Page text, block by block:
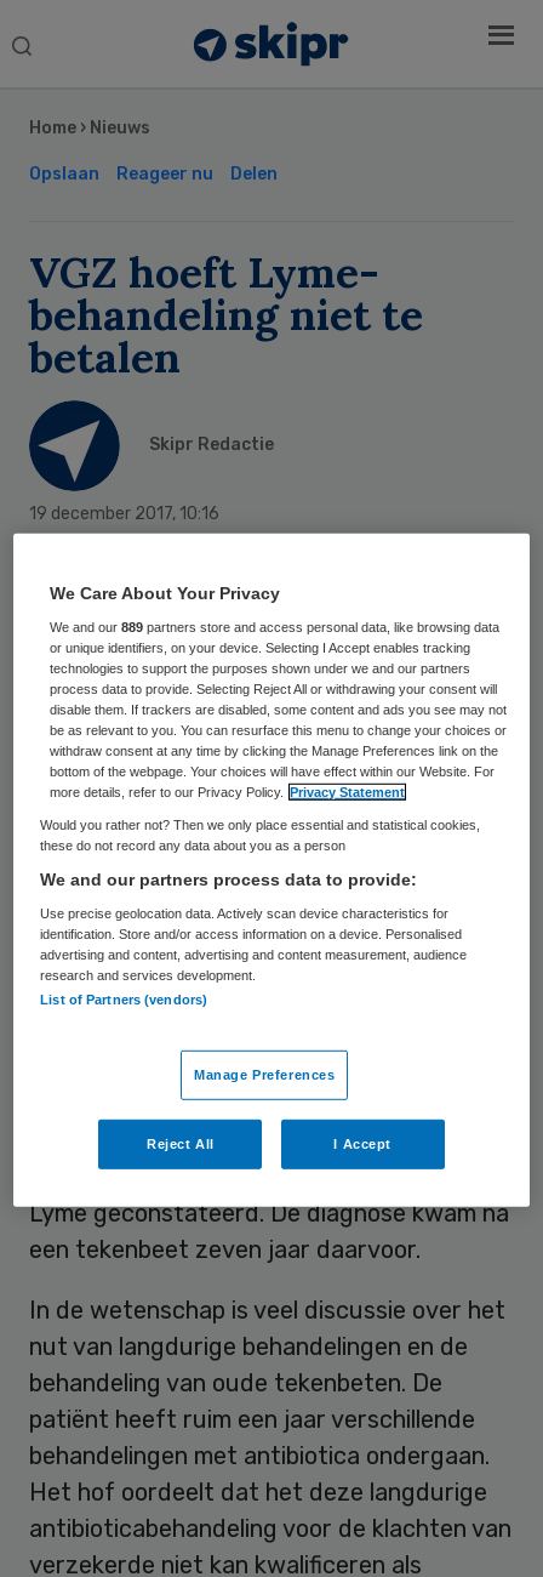
Search
Home › Nieuws
Opslaan Reageer nu Delen
VGZ hoeft Lyme-
behandeling niet te
betalen
Skipr Redactie
19 december 2017, 10:16
Verzekeraar VGZ hoeft de behandeling van
een patiënt met de ziekte van Lyme door
een Belgische arts niet te vergoeden. Dat
heeft het gerechtshof in Arnhem dinsdag in
een bodemprocedure bepaald.
Volgens het hof hoeft de verzekeraar de
langdurige antibioticabehandeling en
andere geneesmiddelen van zijn verzekerde
niet te vergoeden. Dat geldt ook voor de
laboratoriumonderzoeken zoals een
bloedtestkit, voedselallergietest en
urinetoxinetest van de patiënt, omdat de
medische noodzaak hiervan niet duidelijk is
geworden.
Bij de verzekerde was in 2013 de ziekte van
Lyme geconstateerd. De diagnose kwam na
een tekenbeet zeven jaar daarvoor.
In de wetenschap is veel discussie over het
nut van langdurige behandelingen en de
behandeling van oude tekenbeten. De
patiënt heeft ruim een jaar verschillende
behandelingen met antibiotica ondergaan.
Het hof oordeelt dat het deze langdurige
antibioticabehandeling voor de klachten van
verzekerde niet kan kwalificeren als
Sidebar
We Care About Your Privacy
We and our889 partners store and access personal data, like browsing data
or unique identifiers, on your device. Selecting I Accept enables tracking
technologies to support the purposes shown under we and our partners
process data to provide. Selecting Reject All or withdrawing your consent will
disable them. If trackers are disabled, some content and ads you see may not
be as relevant to you. You can resurface this menu to change your choices or
withdraw consent at any time by clicking the Manage Preferences link on the
bottom of the webpage. Your choices will have effect within our Website. For
more details, refer to our Privacy Policy.
Privacy Statement
Would you rather not? Then we only place essential and statistical cookies,
these do not record any data about you as a person
We and our partners process data to provide:
Use precise geolocation data. Actively scan device characteristics for
identification. Store and/or access information on a device. Personalised
advertising and content, advertising and content measurement, audience
research and services development.
List of Partners (vendors)
Manage Preferences
Reject All I Accept